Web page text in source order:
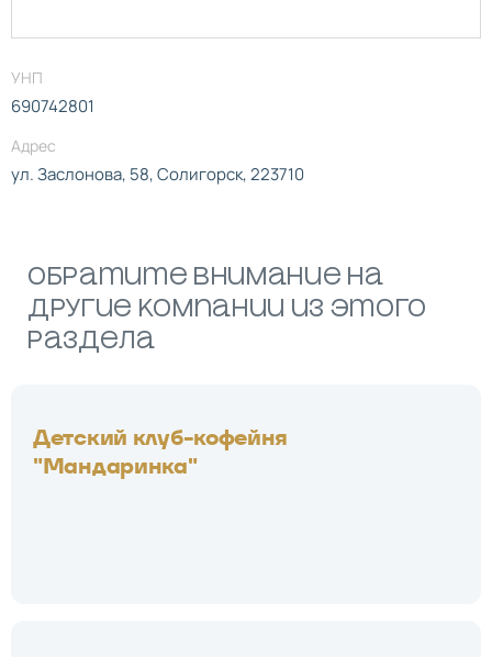
УНП
690742801
Адрес
ул. Заслонова, 58, Солигорск, 223710
Обратите внимание на
другие компании из этого
раздела
Детский клуб-кофейня
"Мандаринка"